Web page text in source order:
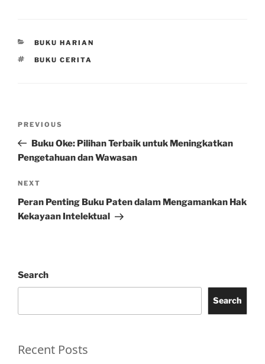
CATEGORIES
BUKU HARIAN
TAGS
BUKU CERITA
Previous
Post
PREVIOUS
Buku Oke: Pilihan Terbaik untuk Meningkatkan
Pengetahuan dan Wawasan
Next
Post
NEXT
Peran Penting Buku Paten dalam Mengamankan Hak
Kekayaan Intelektual
Search
Search
Recent Posts